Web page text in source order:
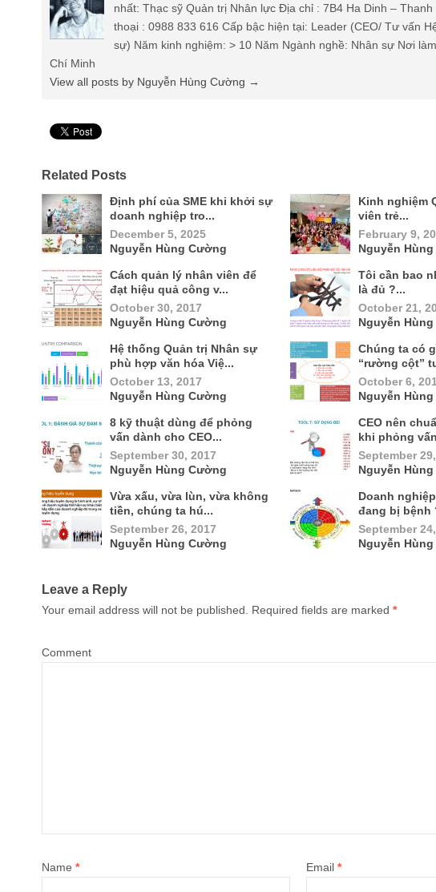
nhất: Thạc sỹ Quản trị Nhân lực Địa chỉ : 7B4 Ha Dinh –
thoại : 0988 833 616 Cấp bậc hiện tại: Leader (CEO/ Tư vấn
sự) Năm kinh nghiệm: > 10 Năm Ngành nghề: Nhân sự Nơi
Chí Minh
View all posts by Nguyễn Hùng Cường →
Related Posts
Định phí của SME khi khởi sự
doanh nghiệp tro...
December 5, 2025
Nguyễn Hùng Cường
Kinh nghiệm
viên trẻ...
February 9,
Nguyễn
Cách quản lý nhân viên để
đạt hiệu quả công v...
October 30, 2017
Nguyễn Hùng Cường
Tôi cần bao
là đủ ?...
October 21,
Nguyễn
Hệ thống Quản trị Nhân sự
phù hợp văn hóa Việ...
October 13, 2017
Nguyễn Hùng Cường
Chúng ta có
“rường cột”
October 6,
Nguyễn
8 kỹ thuật dùng để phỏng
vấn dành cho CEO...
September 30, 2017
Nguyễn Hùng Cường
CEO nên
khi phỏng
September
Nguyễn
Vừa xấu, vừa lùn, vừa không
tiền, chúng ta hú...
September 26, 2017
Nguyễn Hùng Cường
Doanh
đang bị bệnh
September
Nguyễn
Leave a Reply
Your email address will not be published. Required fields are marked *
Comment
Name * Email *